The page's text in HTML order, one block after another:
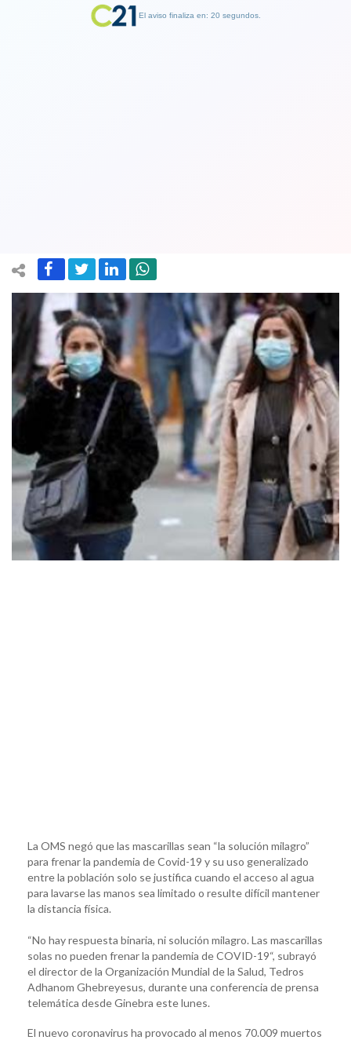
La OMS negó que las mascarillas sean “la solución milagro”
para frenar la pandemia de Covid-19 y su uso generalizado
entre la población solo se justifica cuando el acceso al agua
para lavarse las manos sea limitado o resulte difícil mantener
la distancia física.
“No hay respuesta binaria, ni solución milagro. Las mascarillas
solas no pueden frenar la pandemia de COVID-19“, subrayó
el director de la Organización Mundial de la Salud, Tedros
Adhanom Ghebreyesus, durante una conferencia de prensa
telemática desde Ginebra este lunes.
El nuevo coronavirus ha provocado al menos 70.009 muertos
El aviso finaliza en: 19 segundos.